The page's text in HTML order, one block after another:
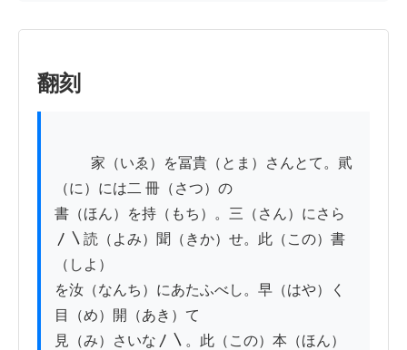
翻刻
（に）には二 冊（さつ）の
書（ほん）を持（もち）。三（さん）にさら
〳〵読（よみ）聞（きか）せ。此（この）書
（しよ）
を汝（なんち）にあたふべし。早（はや）く
目（め）開（あき）て
見（み）さいな〳〵。此（この）本（ほん）